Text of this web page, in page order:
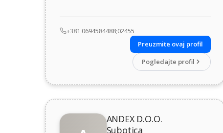
+381 0694584488;02455
Preuzmite ovaj profil
Pogledajte profil
ANDEX D.O.O.
Subotica